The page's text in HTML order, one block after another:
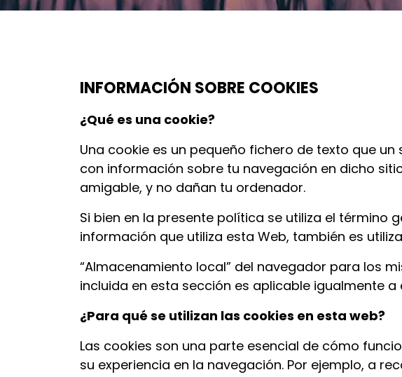
INFORMACIÓN SOBRE COOKIES
¿Qué es una cookie?
Una cookie es un pequeño fichero de texto que
con información sobre tu navegación en dicho
amigable, y no dañan tu ordenador.
Si bien en la presente política se utiliza el término
información que utiliza esta Web, también es
“Almacenamiento local” del navegador para los
incluida en esta sección es aplicable igualmente a
¿Para qué se utilizan las cookies en esta web?
Las cookies son una parte esencial de cómo
su experiencia en la navegación. Por ejemplo, a